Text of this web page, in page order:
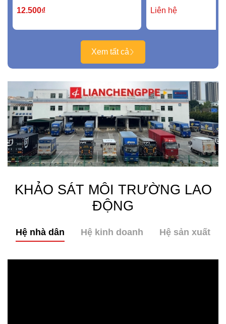
12.500₫
Liên hệ
Xem tất cả
KHẢO SÁT MÔI TRƯỜNG LAO
ĐỘNG
Hệ nhà dân Hệ kinh doanh Hệ sản xuất